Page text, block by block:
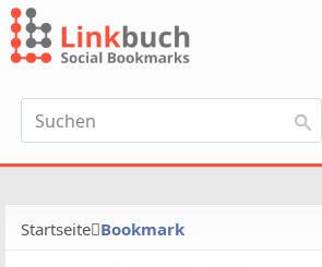
Startseite Bookmark